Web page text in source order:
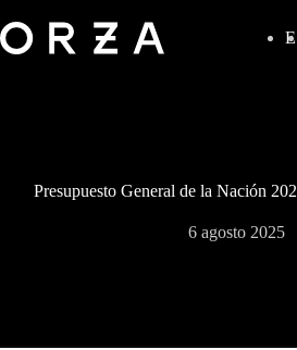
Presupuesto General de la Nación
6 agosto 2025